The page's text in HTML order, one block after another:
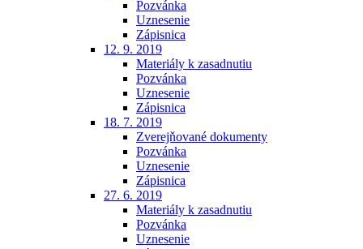
Pozvánka
Uznesenie
Zápisnica
12. 9. 2019
Materiály k zasadnutiu
Pozvánka
Uznesenie
Zápisnica
18. 7. 2019
Zverejňované dokumenty
Pozvánka
Uznesenie
Zápisnica
27. 6. 2019
Materiály k zasadnutiu
Pozvánka
Uznesenie